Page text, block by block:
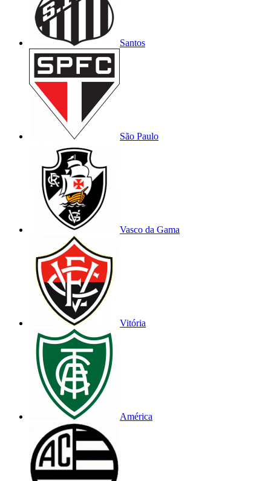
Santos
São Paulo
Vasco da Gama
Vitória
América